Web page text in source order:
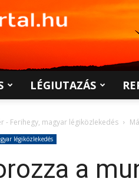
LÉGIUTAZÁS
- Ferihegy, magyar légiközlekedés
légiközlekedés
a